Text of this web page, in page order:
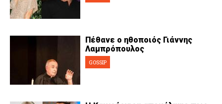
Πρώτο
Πέθανε ο ηθοποιός Γιάννης
Λαμπρόπουλος
GOSSIP